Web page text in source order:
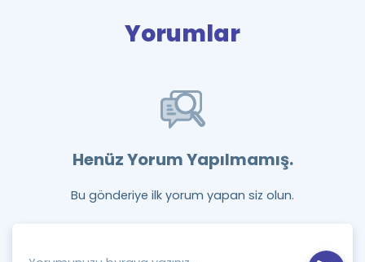
Yorumlar
Henüz Yorum Yapılmamış.
Bu gönderiye ilk yorum yapan siz olun.